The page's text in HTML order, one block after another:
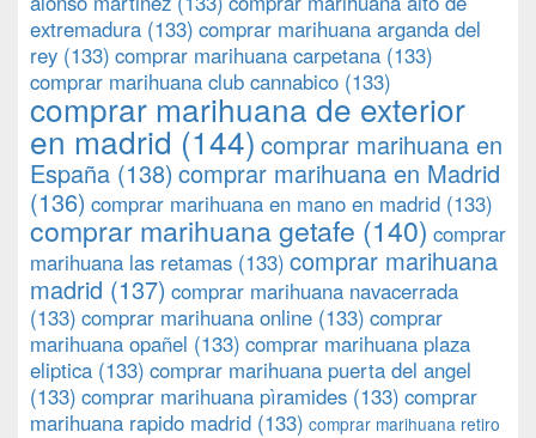
extremadura (133) comprar marihuana arganda del
rey (133) comprar marihuana carpetana (133)
comprar marihuana club cannabico (133)
comprar marihuana de exterior
en madrid (144) comprar marihuana en
España (138) comprar marihuana en Madrid
(136) comprar marihuana en mano en madrid (133)
comprar marihuana getafe (140) comprar
marihuana las retamas (133) comprar marihuana
madrid (137) comprar marihuana navacerrada
(133) comprar marihuana online (133) comprar
marihuana opañel (133) comprar marihuana plaza
eliptica (133) comprar marihuana puerta del angel
(133) comprar marihuana pìramides (133) comprar
marihuana rapido madrid (133) comprar marihuana retiro